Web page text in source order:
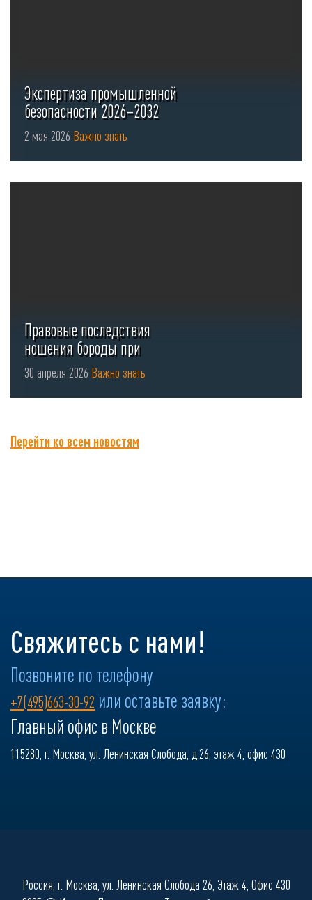
Экспертиза промышленной
безопасности 2026–2032
2 мая 2026 Важно знать
Правовые последствия
ношения бороды при
использовании СИЗ органов
...
30 апреля 2026 Важно знать
Перейти ко всем новостям
Свяжитесь с нами!
Позвоните по телефону
+7(495)663-30-92 или оставьте заявку:
Главный офис в Москве
115280, г. Москва, ул. Ленинская Слобода, д.26, этаж 4, офис 430
Россия, г. Москва, ул. Ленинская Слобода 26, Этаж 4, Офис 430